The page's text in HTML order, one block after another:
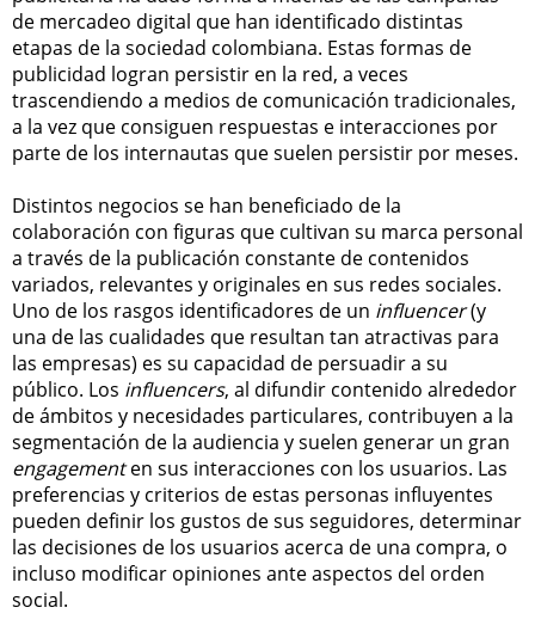
de mercadeo digital que han identificado distintas
etapas de la sociedad colombiana. Estas formas de
publicidad logran persistir en la red, a veces
trascendiendo a medios de comunicación tradicionales,
a la vez que consiguen respuestas e interacciones por
parte de los internautas que suelen persistir por meses.
Distintos negocios se han beneficiado de la
colaboración con figuras que cultivan su marca personal
a través de la publicación constante de contenidos
variados, relevantes y originales en sus redes sociales.
Uno de los rasgos identificadores de un influencer(y
una de las cualidades que resultan tan atractivas para
las empresas) es su capacidad de persuadir a su
público. Los influencers, al difundir contenido alrededor
de ámbitos y necesidades particulares, contribuyen a la
segmentación de la audiencia y suelen generar un gran
engagementen sus interacciones con los usuarios. Las
preferencias y criterios de estas personas influyentes
pueden definir los gustos de sus seguidores, determinar
las decisiones de los usuarios acerca de una compra, o
incluso modificar opiniones ante aspectos del orden
social.